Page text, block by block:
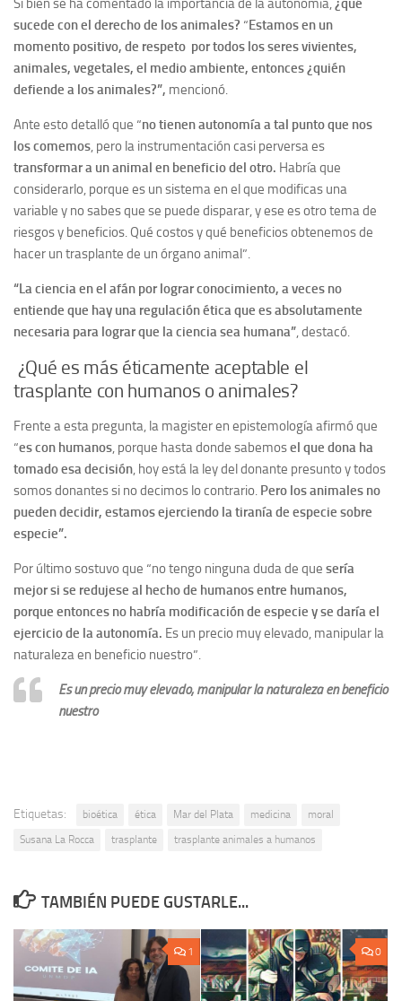
Si bien se ha comentado la importancia de la autonomía,¿qué
sucede con el derecho de los animales? “ Estamos en un
momento positivo, de respeto por todos los seres vivientes,
animales, vegetales, el medio ambiente, entonces ¿quién
defiende a los animales?”, mencionó.
Ante esto detalló que “no tienen autonomía a tal punto que nos
los comemos, pero la instrumentación casi perversa es
transformar a un animal en beneficio del otro. Habría que
considerarlo, porque es un sistema en el que modificas una
variable y no sabes que se puede disparar, y ese es otro tema de
riesgos y beneficios. Qué costos y qué beneficios obtenemos de
hacer un trasplante de un órgano animal”.
“La ciencia en el afán por lograr conocimiento, a veces no
entiende que hay una regulación ética que es absolutamente
necesaria para lograr que la ciencia sea humana”, destacó.
¿Qué es más éticamente aceptable el
trasplante con humanos o animales?
Frente a esta pregunta, la magister en epistemología afirmó que
“es con humanos, porque hasta donde sabemosel que dona ha
tomado esa decisión, hoy está la ley del donante presunto y todos
somos donantes si no decimos lo contrario. Pero los animales no
pueden decidir, estamos ejerciendo la tiranía de especie sobre
especie”.
Por último sostuvo que “no tengo ninguna duda de que sería
mejor si se redujese al hecho de humanos entre humanos,
porque entonces no habría modificación de especie y se daría el
ejercicio de la autonomía. Es un precio muy elevado, manipular la
naturaleza en beneficio nuestro”.
Es un precio muy elevado, manipular la naturaleza en beneficio
nuestro
Etiquetas: bioética ética Mar del Plata medicina
moral
Susana La Rocca
trasplante trasplante animales a humanos
TAMBIÉN PUEDE GUSTARLE...
1 0